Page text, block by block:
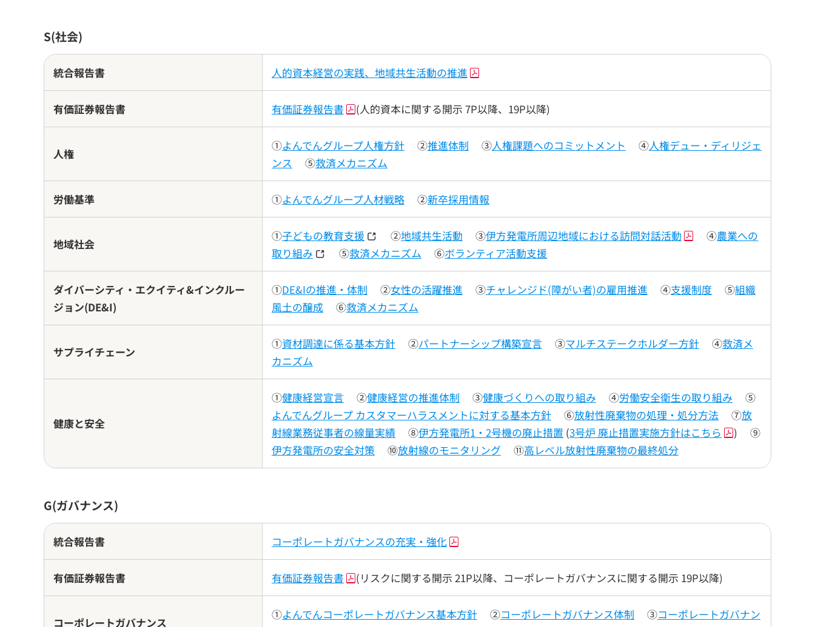
S(社会)
統合報告書 人的資本経営の実践、地域共生活動の推進
有価証券報告書 有価証券報告書 (人的資本に関する開示 7P以降、19P以降)
人権
①よんでんグループ人権方針 ②推進体制 ③人権課題へのコミットメント ④人権デュー・ディリジェ
ンス
⑤救済メカニズム
労働基準 ①よんでんグループ人材戦略 ②新卒採用情報
地域社会
①子どもの教育支援 ②地域共生活動 ③伊方発電所周辺地域における訪問対話活動 ④農業への
取り組み
⑤救済メカニズム ⑥ボランティア活動支援
ダイバーシティ・エクイティ&インクルー
ジョン(DE&I)
①DE&Iの推進・体制 ②女性の活躍推進 ③チャレンジド(障がい者)の雇用推進 ④支援制度 ⑤組織
風土の醸成
⑥救済メカニズム
サプライチェーン
①資材調達に係る基本方針 ②パートナーシップ構築宣言 ③マルチステークホルダー方針 ④救済メ
カニズム
健康と安全
①健康経営宣言 ②健康経営の推進体制 ③健康づくりへの取り組み ④労働安全衛生の取り組み
⑤
よんでんグループ カスタマーハラスメントに対する基本方針
⑥放射性廃棄物の処理・処分方法 ⑦放
射線業務従事者の線量実績
⑧伊方発電所1・2号機の廃止措置 (3号炉 廃止措置実施方針はこちら )
⑨
伊方発電所の安全対策
⑩放射線のモニタリング ⑪高レベル放射性廃棄物の最終処分
G(ガバナンス)
統合報告書 コーポレートガバナンスの充実・強化
有価証券報告書 有価証券報告書 (リスクに関する開示 21P以降、コーポレートガバナンスに関する開示 19P以降)
コーポレートガバナンス
①よんでんコーポレートガバナンス基本方針 ②コーポレートガバナンス体制 ③コーポレートガバナン